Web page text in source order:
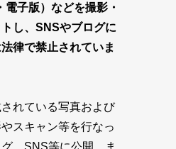
子版）などを撮影・
し、SNSやブログに
律で禁止されていま
れている写真および
スキャン等を行なっ
、SNS等に公開、ま